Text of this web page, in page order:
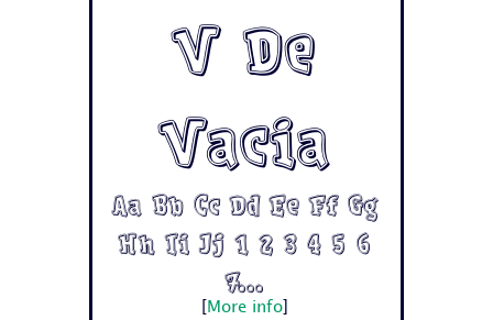
V De
Vacia
Aa Bb Cc Dd Ee Ff Gg
Hh Ii Jj 1 2 3 4 5 6
7...
More info]